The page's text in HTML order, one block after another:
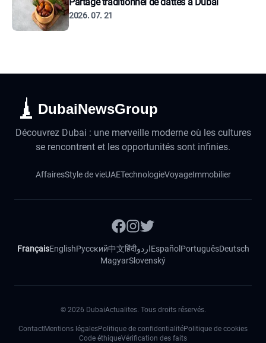
2026. 07. 21
DubaiNewsGroup
Découvrez Dubai : une merveille moderne où les cultures
se rencontrent et les opportunités sont infinies.
AffairesStyle de vieUAETechnologieVoyageImmobilier
FrançaisEnglishРусский中文हिंदीاردوEspañol PortuguêsDeutsch
MagyarSlovenský
© 2026 DubaiActualites. Tous droits réservés.
ContactMentions légalesPolitique de confidentialitéPolitique de cookies
Code éthiqueVérification des faits